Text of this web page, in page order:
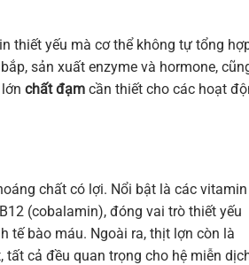
thiết yếu mà cơ thể không tự tổng
sản xuất enzyme và hormone,
chất đạm cần thiết cho các hoạt
chất có lợi. Nổi bật là các vitamin
(cobalamin), đóng vai trò thiết yếu
tế bào máu. Ngoài ra, thịt lợn còn là
cả đều quan trọng cho hệ miễn